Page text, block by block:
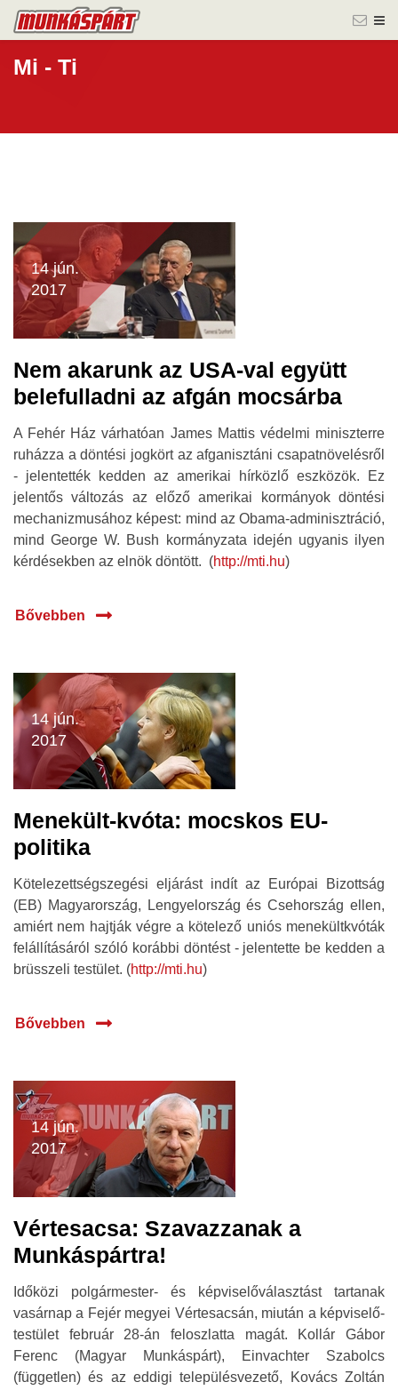
Mi - Ti
14 jún.
2017
Nem akarunk az USA-val együtt
belefulladni az afgán mocsárba
A Fehér Ház várhatóan James Mattis védelmi miniszterre
ruházza a döntési jogkört az afganisztáni csapatnövelésről
- jelentették kedden az amerikai hírközlő eszközök. Ez
jelentős változás az előző amerikai kormányok döntési
mechanizmusához képest: mind az Obama-adminisztráció,
mind George W. Bush kormányzata idején ugyanis ilyen
kérdésekben az elnök döntött. (http://mti.hu)
Bővebben
14 jún.
2017
Menekült-kvóta: mocskos EU-
politika
Kötelezettségszegési eljárást indít az Európai Bizottság
(EB) Magyarország, Lengyelország és Csehország ellen,
amiért nem hajtják végre a kötelező uniós menekültkvóták
felállításáról szóló korábbi döntést - jelentette be kedden a
brüsszeli testület. (http://mti.hu)
Bővebben
14 jún.
2017
Vértesacsa: Szavazzanak a
Munkáspártra!
Időközi polgármester- és képviselőválasztást tartanak
vasárnap a Fejér megyei Vértesacsán, miután a képviselő-
testület február 28-án feloszlatta magát. Kollár Gábor
Ferenc (Magyar Munkáspárt), Einvachter Szabolcs
(független) és az eddigi településvezető, Kovács Zoltán